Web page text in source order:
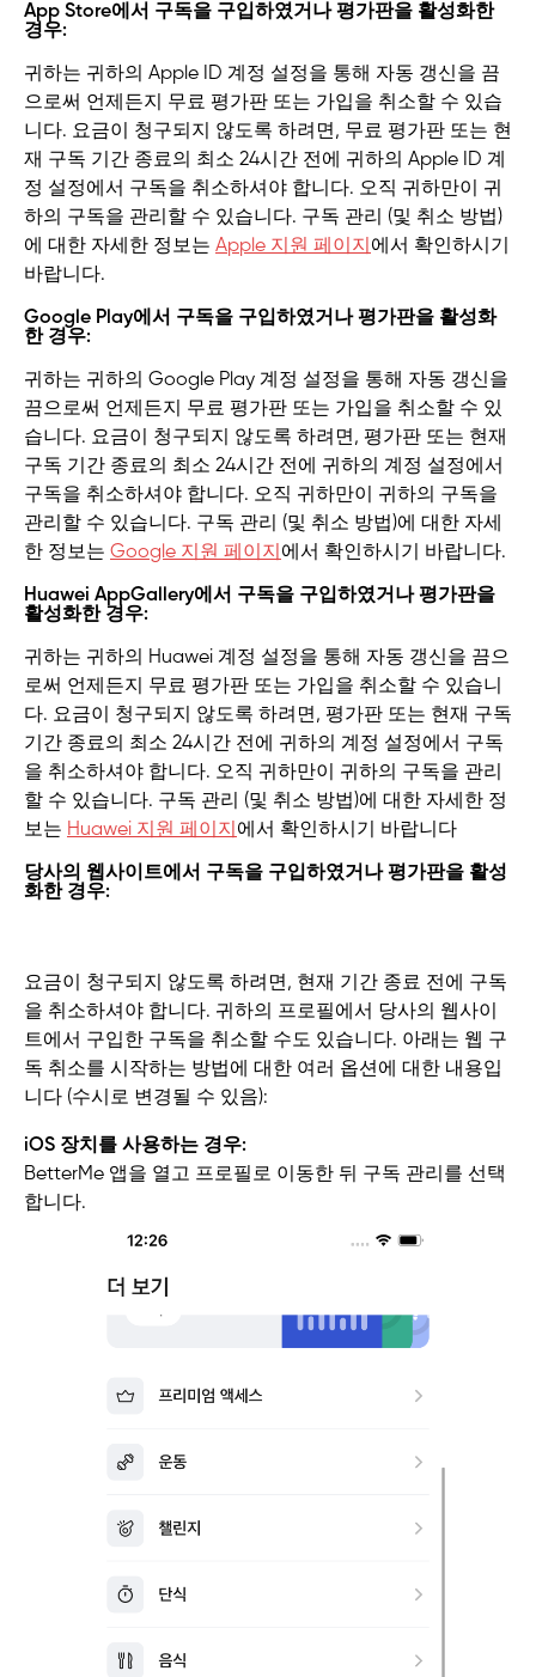
App Store에서 구독을 구입하였거나 평가판을 활성화한
경우:
귀하는 귀하의 Apple ID 계정 설정을 통해 자동 갱신을 끔
으로써 언제든지 무료 평가판 또는 가입을 취소할 수 있습
니다. 요금이 청구되지 않도록 하려면, 무료 평가판 또는 현
재 구독 기간 종료의 최소 24시간 전에 귀하의 Apple ID 계
정 설정에서 구독을 취소하셔야 합니다. 오직 귀하만이 귀
하의 구독을 관리할 수 있습니다. 구독 관리 (및 취소 방법)
에 대한 자세한 정보는 Apple 지원 페이지 에서 확인하시기
바랍니다.
Google Play에서 구독을 구입하였거나 평가판을 활성화
한 경우:
귀하는 귀하의 Google Play 계정 설정을 통해 자동 갱신을
끔으로써 언제든지 무료 평가판 또는 가입을 취소할 수 있
습니다. 요금이 청구되지 않도록 하려면, 평가판 또는 현재
구독 기간 종료의 최소 24시간 전에 귀하의 계정 설정에서
구독을 취소하셔야 합니다. 오직 귀하만이 귀하의 구독을
관리할 수 있습니다. 구독 관리 (및 취소 방법)에 대한 자세
한 정보는 Google 지원 페이지 에서 확인하시기 바랍니다.
Huawei AppGallery에서 구독을 구입하였거나 평가판을
활성화한 경우:
귀하는 귀하의 Huawei 계정 설정을 통해 자동 갱신을 끔으
로써 언제든지 무료 평가판 또는 가입을 취소할 수 있습니
다. 요금이 청구되지 않도록 하려면, 평가판 또는 현재 구독
기간 종료의 최소 24시간 전에 귀하의 계정 설정에서 구독
을 취소하셔야 합니다. 오직 귀하만이 귀하의 구독을 관리
할 수 있습니다. 구독 관리 (및 취소 방법)에 대한 자세한 정
보는 Huawei 지원 페이지 에서 확인하시기 바랍니다
당사의 웹사이트에서 구독을 구입하였거나 평가판을 활성
화한 경우:
요금이 청구되지 않도록 하려면, 현재 기간 종료 전에 구독
을 취소하셔야 합니다. 귀하의 프로필에서 당사의 웹사이
트에서 구입한 구독을 취소할 수도 있습니다. 아래는 웹 구
독 취소를 시작하는 방법에 대한 여러 옵션에 대한 내용입
니다 (수시로 변경될 수 있음):
iOS 장치를 사용하는 경우:
BetterMe 앱을 열고 프로필로 이동한 뒤 구독 관리를 선택
합니다.